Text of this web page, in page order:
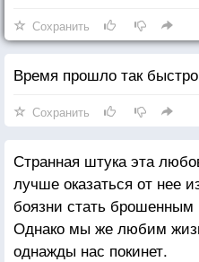
Сохранить
Время прошло так
Сохранить
Странная штука эта
лучше оказаться от нее
боязни стать
Однако мы же любим
однажды нас покинет.